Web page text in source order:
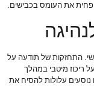
את העומס בכבישים.
התחזקות של תודעה על
ריכוז מיטבי במהלך
נוסעים עלולות להסיח את